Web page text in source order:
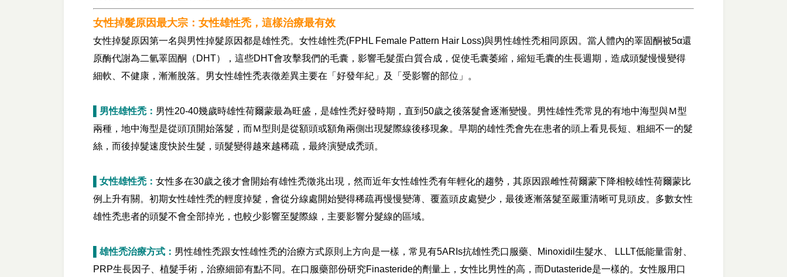
女性掉髮原因最大宗 ： 女性雄性禿，這樣治療最有效
女性掉髮原因第一名與男性掉髮原因都是雄性禿。女性雄性禿(FPHL Female Pattern Hair Loss)與男性雄性禿相同原因。當人體內的睪固酮被5α還
原酶代謝為二氫睪固酮（DHT），這些DHT會攻擊我們的毛囊，影響毛髮蛋白質合成，促使毛囊萎縮，縮短毛囊的生長週期，造成頭髮慢慢變得
細軟、不健康，漸漸脫落。男女性雄性禿表徵差異主要在「好發年紀」及「受影響的部位」。
▌男性雄性禿： 男性20-40幾歲時雄性荷爾蒙最為旺盛，是雄性禿好發時期，直到50歲之後落髮會逐漸變慢。男性雄性禿常見的有地中海型與Ｍ型
兩種，地中海型是從頭頂開始落髮，而Ｍ型則是從額頭或額角兩側出現髮際線後移現象。早期的雄性禿會先在患者的頭上看見長短、粗細不一的髮
絲，而後掉髮速度快於生髮，頭髮變得越來越稀疏，最終演變成禿頭。
▌女性雄性禿： 女性多在30歲之後才會開始有雄性禿徵兆出現，然而近年女性雄性禿有年輕化的趨勢，其原因跟雌性荷爾蒙下降相較雄性荷爾蒙比
例上升有關。初期女性雄性禿的輕度掉髮，會從分線處開始變得稀疏再慢慢變薄、覆蓋頭皮處變少，最後逐漸落髮至嚴重清晰可見頭皮。多數女性
雄性禿患者的頭髮不會全部掉光，也較少影響至髮際線，主要影響分髮線的區域。
▌雄性禿治療方式： 男性雄性禿跟女性雄性禿的治療方式原則上方向是一樣，常見有5ARIs抗雄性禿口服藥、Minoxidil生髮水、 LLLT低能量雷射、
PRP生長因子、植髮手術，治療細節有點不同。在口服藥部份研究Finasteride的劑量上，女性比男性的高，而Dutasteride是一樣的。女性服用口